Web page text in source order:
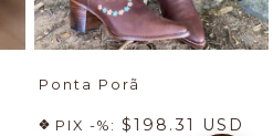
Ponta Porã
PIX -%: $198.31 USD